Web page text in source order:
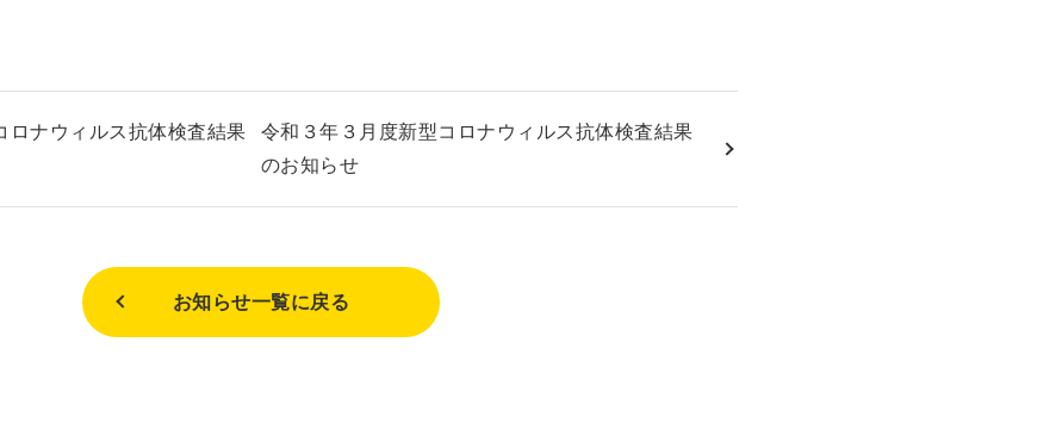
ロナウィルス抗体検査結果
令和３年３月度新型コロナウィルス抗体検査結果
のお知らせ
お知らせ一覧に戻る